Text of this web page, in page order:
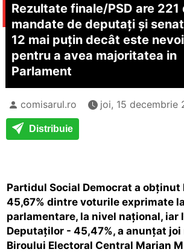
Rezultate finale/PSD are 221
mandate de deputați și
12 mai puțin decât este
pentru a avea majoritatea in
Parlament
comisarul.ro joi, 15 decembrie
Distribuie
Partidul Social Democrat a obținut
45,67% dintre voturile exprimate
parlamentare, la nivel național, iar
Deputaților - 45,47%, a anunțat
Biroului Electoral Central Marian